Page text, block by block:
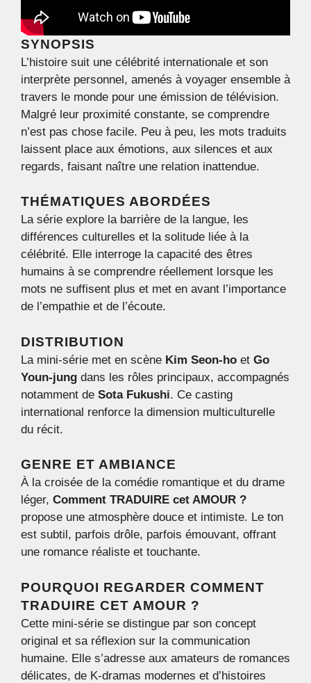
SYNOPSIS
L’histoire suit une célébrité internationale et son
interprète personnel, amenés à voyager ensemble à
travers le monde pour une émission de télévision.
Malgré leur proximité constante, se comprendre
n’est pas chose facile. Peu à peu, les mots traduits
laissent place aux émotions, aux silences et aux
regards, faisant naître une relation inattendue.
THÉMATIQUES ABORDÉES
La série explore la barrière de la langue, les
différences culturelles et la solitude liée à la
célébrité. Elle interroge la capacité des êtres
humains à se comprendre réellement lorsque les
mots ne suffisent plus et met en avant l’importance
de l’empathie et de l’écoute.
DISTRIBUTION
La mini-série met en scène Kim Seon-ho et Go
Youn-jung dans les rôles principaux, accompagnés
notamment de Sota Fukushi. Ce casting
international renforce la dimension multiculturelle
du récit.
GENRE ET AMBIANCE
À la croisée de la comédie romantique et du drame
léger, Comment TRADUIRE cet AMOUR ?
propose une atmosphère douce et intimiste. Le ton
est subtil, parfois drôle, parfois émouvant, offrant
une romance réaliste et touchante.
POURQUOI REGARDER COMMENT
TRADUIRE CET AMOUR ?
Cette mini-série se distingue par son concept
original et sa réflexion sur la communication
humaine. Elle s’adresse aux amateurs de romances
délicates, de K-dramas modernes et d’histoires